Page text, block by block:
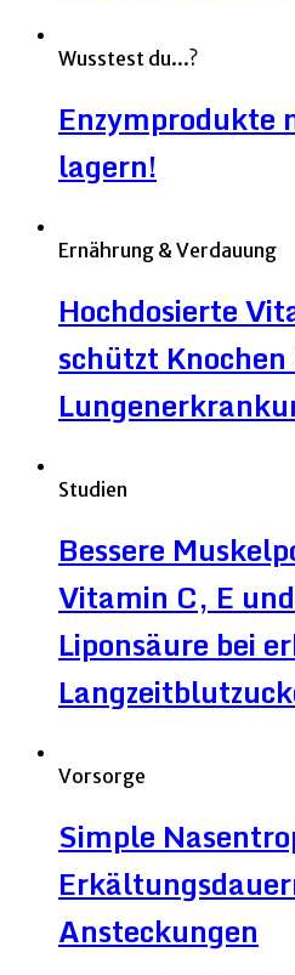
Wusstest du...?
Enzymprodukte
lagern!
Ernährung & Verdauung
Hochdosierte
schützt Knochen
Studien
Bessere
Vitamin C, E
Liponsäure bei
Vorsorge
Simple
Ansteckungen